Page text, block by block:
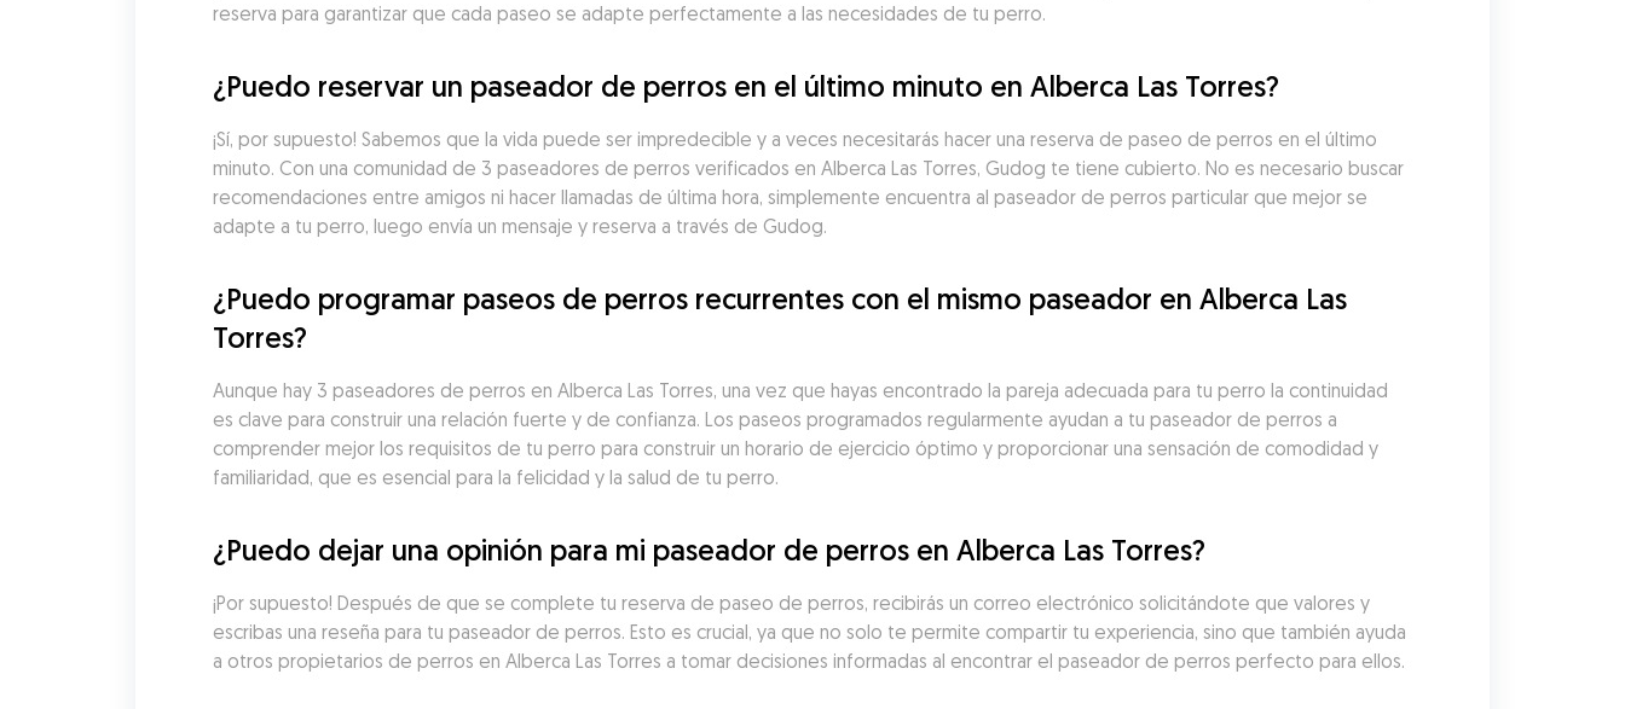
reserva para garantizar que cada paseo se adapte perfectamente a las necesidades de tu perro.
¿Puedo reservar un paseador de perros en el último minuto en Alberca Las Torres?
¡Sí, por supuesto! Sabemos que la vida puede ser impredecible y a veces necesitarás hacer una reserva de paseo de perros en el último
minuto. Con una comunidad de 3 paseadores de perros verificados en Alberca Las Torres, Gudog te tiene cubierto. No es necesario buscar
recomendaciones entre amigos ni hacer llamadas de última hora, simplemente encuentra al paseador de perros particular que mejor se
adapte a tu perro, luego envía un mensaje y reserva a través de Gudog.
¿Puedo programar paseos de perros recurrentes con el mismo paseador en Alberca Las
Torres?
Aunque hay 3 paseadores de perros en Alberca Las Torres, una vez que hayas encontrado la pareja adecuada para tu perro la continuidad
es clave para construir una relación fuerte y de confianza. Los paseos programados regularmente ayudan a tu paseador de perros a
comprender mejor los requisitos de tu perro para construir un horario de ejercicio óptimo y proporcionar una sensación de comodidad y
familiaridad, que es esencial para la felicidad y la salud de tu perro.
¿Puedo dejar una opinión para mi paseador de perros en Alberca Las Torres?
¡Por supuesto! Después de que se complete tu reserva de paseo de perros, recibirás un correo electrónico solicitándote que valores y
escribas una reseña para tu paseador de perros. Esto es crucial, ya que no solo te permite compartir tu experiencia, sino que también ayuda
a otros propietarios de perros en Alberca Las Torres a tomar decisiones informadas al encontrar el paseador de perros perfecto para ellos.